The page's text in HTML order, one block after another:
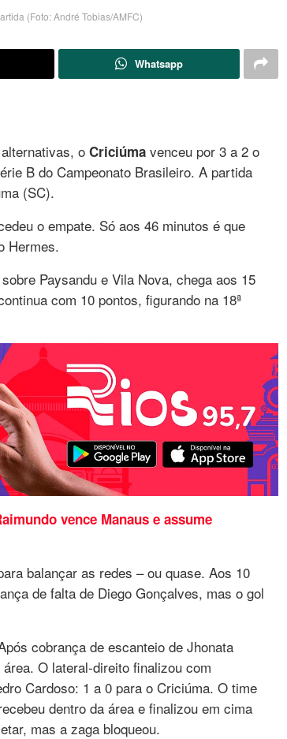
(Foto: André Tobias/AMFC)
Whatsapp
o Criciúma venceu por 3 a 2 o
B do Campeonato Brasileiro. A partida
(SC).
o empate. Só aos 46 minutos é que
Hermes.
Paysandu e Vila Nova, chega aos 15
com 10 pontos, figurando na 18ª
vence Manaus e assume
balançar as redes – ou quase. Aos 10
de falta de Diego Gonçalves, mas o gol
cobrança de escanteio de Jhonata
O lateral-direito finalizou com
Cardoso: 1 a 0 para o Criciúma. O time
dentro da área e finalizou em cima
mas a zaga bloqueou.